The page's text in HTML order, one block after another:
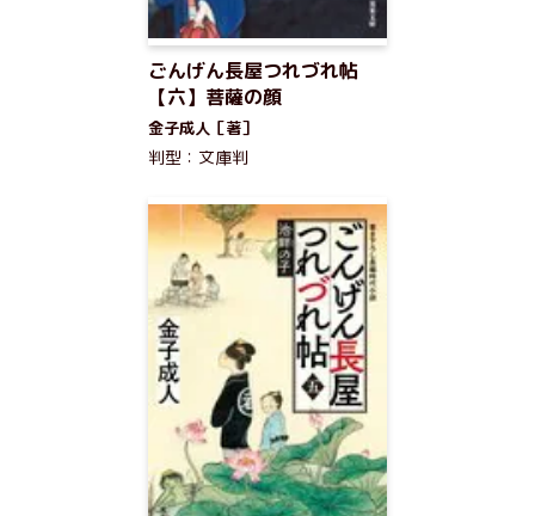
ごんげん長屋つれづれ帖
【六】菩薩の顔
金子成人［著］
判型：文庫判